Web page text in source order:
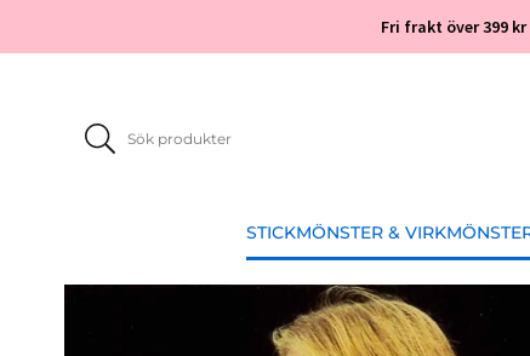
Fri frakt över 399
STICKMÖNSTER &